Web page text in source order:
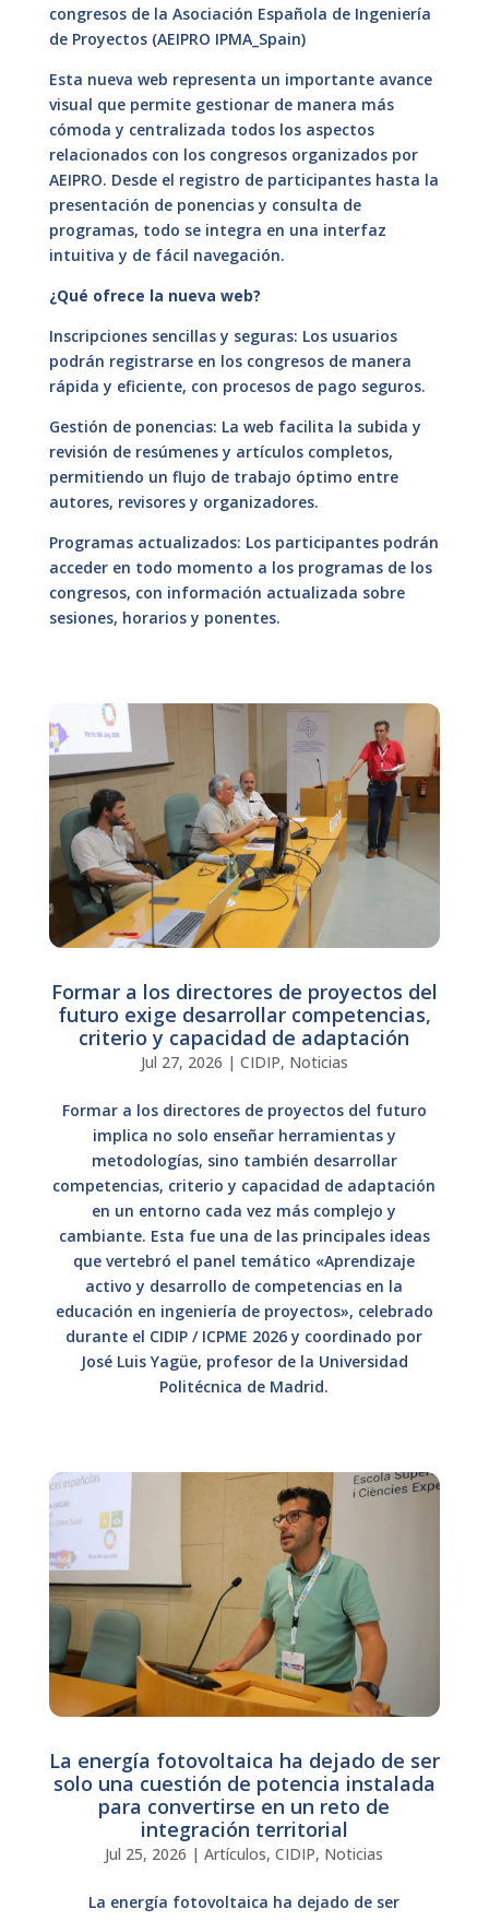
congresos de la Asociación Española de Ingeniería
de Proyectos (AEIPRO IPMA_Spain)
Esta nueva web representa un importante avance
visual que permite gestionar de manera más
cómoda y centralizada todos los aspectos
relacionados con los congresos organizados por
AEIPRO. Desde el registro de participantes hasta la
presentación de ponencias y consulta de
programas, todo se integra en una interfaz
intuitiva y de fácil navegación.
¿Qué ofrece la nueva web?
Inscripciones sencillas y seguras: Los usuarios
podrán registrarse en los congresos de manera
rápida y eficiente, con procesos de pago seguros.
Gestión de ponencias: La web facilita la subida y
revisión de resúmenes y artículos completos,
permitiendo un flujo de trabajo óptimo entre
autores, revisores y organizadores.
Programas actualizados: Los participantes podrán
acceder en todo momento a los programas de los
congresos, con información actualizada sobre
sesiones, horarios y ponentes.
Formar a los directores de proyectos del
futuro exige desarrollar competencias,
criterio y capacidad de adaptación
Jul 27, 2026 | CIDIP, Noticias
Formar a los directores de proyectos del futuro
implica no solo enseñar herramientas y
metodologías, sino también desarrollar
competencias, criterio y capacidad de adaptación
en un entorno cada vez más complejo y
cambiante. Esta fue una de las principales ideas
que vertebró el panel temático «Aprendizaje
activo y desarrollo de competencias en la
educación en ingeniería de proyectos», celebrado
durante el CIDIP / ICPME 2026 y coordinado por
José Luis Yagüe, profesor de la Universidad
Politécnica de Madrid.
La energía fotovoltaica ha dejado de ser
solo una cuestión de potencia instalada
para convertirse en un reto de
integración territorial
Jul 25, 2026 |Artículos,CIDIP, Noticias
La energía fotovoltaica ha dejado de ser